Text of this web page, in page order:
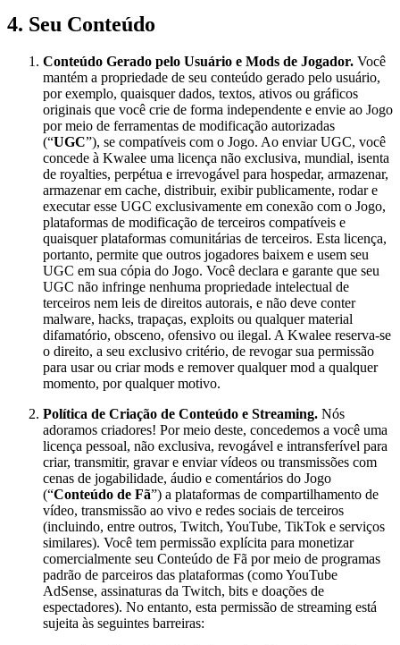
4. Seu Conteúdo
Conteúdo Gerado pelo Usuário e Mods de Jogador. Você
mantém a propriedade de seu conteúdo gerado pelo usuário,
por exemplo, quaisquer dados, textos, ativos ou gráficos
originais que você crie de forma independente e envie ao Jogo
por meio de ferramentas de modificação autorizadas
(“UGC”), se compatíveis com o Jogo. Ao enviar UGC, você
concede à Kwalee uma licença não exclusiva, mundial, isenta
de royalties, perpétua e irrevogável para hospedar, armazenar,
armazenar em cache, distribuir, exibir publicamente, rodar e
executar esse UGC exclusivamente em conexão com o Jogo,
plataformas de modificação de terceiros compatíveis e
quaisquer plataformas comunitárias de terceiros. Esta licença,
portanto, permite que outros jogadores baixem e usem seu
UGC em sua cópia do Jogo. Você declara e garante que seu
UGC não infringe nenhuma propriedade intelectual de
terceiros nem leis de direitos autorais, e não deve conter
malware, hacks, trapaças, exploits ou qualquer material
difamatório, obsceno, ofensivo ou ilegal. A Kwalee reserva-se
o direito, a seu exclusivo critério, de revogar sua permissão
para usar ou criar mods e remover qualquer mod a qualquer
momento, por qualquer motivo.
Política de Criação de Conteúdo e Streaming. Nós
adoramos criadores! Por meio deste, concedemos a você uma
licença pessoal, não exclusiva, revogável e intransferível para
criar, transmitir, gravar e enviar vídeos ou transmissões com
cenas de jogabilidade, áudio e comentários do Jogo
(“Conteúdo de Fã”) a plataformas de compartilhamento de
vídeo, transmissão ao vivo e redes sociais de terceiros
(incluindo, entre outros, Twitch, YouTube, TikTok e serviços
similares). Você tem permissão explícita para monetizar
comercialmente seu Conteúdo de Fã por meio de programas
padrão de parceiros das plataformas (como YouTube
AdSense, assinaturas da Twitch, bits e doações de
espectadores). No entanto, esta permissão de streaming está
sujeita às seguintes barreiras: